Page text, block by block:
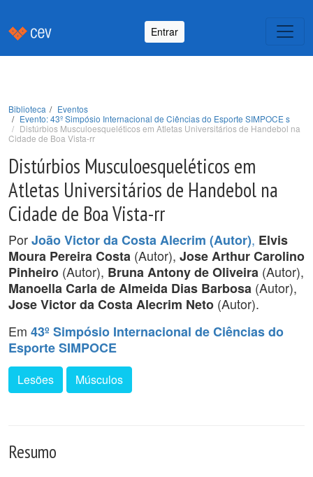
Entrar
Biblioteca
Eventos
Evento: 43º Simpósio Internacional de Ciências do Esporte SIMPOCE s
Distúrbios Musculoesqueléticos em Atletas Universitários de Handebol na
Cidade de Boa Vista-rr
Distúrbios Musculoesqueléticos em
Atletas Universitários de Handebol na
Cidade de Boa Vista-rr
PorJoão Victor da Costa Alecrim (Autor), Elvis
Moura Pereira Costa (Autor), Jose Arthur Carolino
Pinheiro (Autor), Bruna Antony de Oliveira (Autor),
Manoella Carla de Almeida Dias Barbosa (Autor),
Jose Victor da Costa Alecrim Neto (Autor).
Em 43º Simpósio Internacional de Ciências do
Esporte SIMPOCE
Lesões Músculos
Resumo